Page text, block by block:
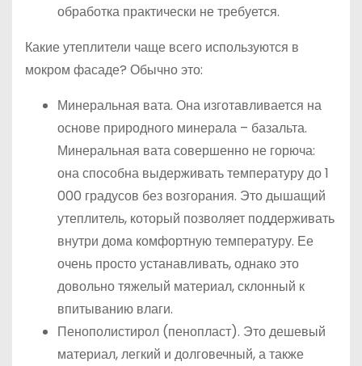
обработка практически не требуется.
Какие утеплители чаще всего используются в
мокром фасаде? Обычно это:
Минеральная вата. Она изготавливается на
основе природного минерала – базальта.
Минеральная вата совершенно не горюча:
она способна выдерживать температуру до 1
000 градусов без возгорания. Это дышащий
утеплитель, который позволяет поддерживать
внутри дома комфортную температуру. Ее
очень просто устанавливать, однако это
довольно тяжелый материал, склонный к
впитыванию влаги.
Пенополистирол (пенопласт). Это дешевый
материал, легкий и долговечный, а также